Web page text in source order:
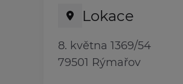
Lokace
8. května 1369/54
79501 Rýmařov